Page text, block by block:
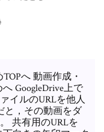
へ 動画作成・
GoogleDrive上で
イルのURLを他人
と，その動画をダ
共有用のURLを